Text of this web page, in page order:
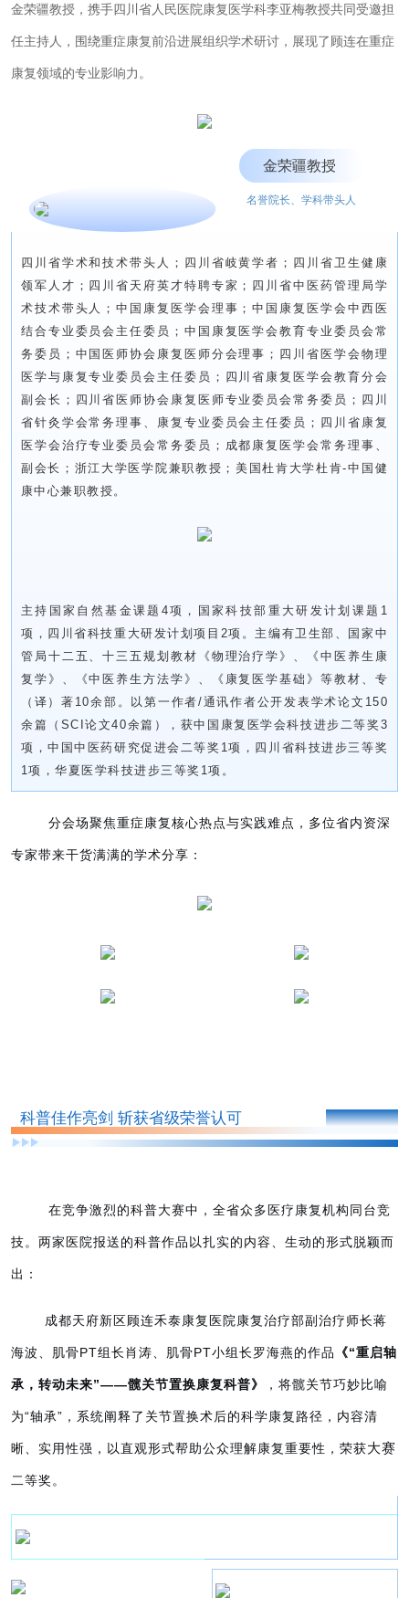
金荣疆教授， 携手四川省人民医院康复医学科李亚梅教授共同受邀担
任主持人， 围绕重症康复前沿进展组织学术研讨，展现了顾连在重症
康复领域的专业影响力。
金荣疆教授
名誉院长、学科带头人
四川省学术和技术带头人；四川省岐黄学者；四川省卫生健康
领军人才；四川省天府英才特聘专家；四川省中医药管理局学
术技术带头人；中国康复医学会理事；中国康复医学会中西医
结合专业委员会主任委员；中国康复医学会教育专业委员会常
务委员；中国医师协会康复医师分会理事；四川省医学会物理
医学与康复专业委员会主任委员；四川省康复医学会教育分会
副会长；四川省医师协会康复医师专业委员会常务委员；四川
省针灸学会常务理事、康复专业委员会主任委员；四川省康复
医学会治疗专业委员会常务委员；成都康复医学会常务理事、
副会长；浙江大学医学院兼职教授；美国杜肯大学杜肯-中国健
康中心兼职教授。
主持国家自然基金课题4项，国家科技部重大研发计划课题1
项，四川省科技重大研发计划项目2项。主编有卫生部、国家中
管局十二五、十三五规划教材《物理治疗学》、《中医养生康
复学》、《中医养生方法学》、《康复医学基础》等教材、专
（译）著10余部。以第一作者/通讯作者公开发表学术论文150
余篇（SCI论文40余篇），获中国康复医学会科技进步二等奖3
项，中国中医药研究促进会二等奖1项，四川省科技进步三等奖
1项，华夏医学科技进步三等奖1项。
分会场聚焦重症康复核心热点与实践难点，多位省内资深
专家带来干货满满的学术分享：
科普佳作亮剑 斩获省级荣誉认可 PART 02
在竞争激烈的科普大赛中，全省众多医疗康复机构同台竞
技。两家医院报送的科普作品以扎实的内容、生动的形式脱颖而
出：
成都天府新区顾连禾泰康复医院康复治疗部副治疗师长蒋
海波、 肌骨PT组长肖涛、 肌骨PT小组长罗海燕的作品 《“重启轴
承，转动未来”——髋关节置换康复科普》 ，将髋关节巧妙比喻
为“轴承”，系统阐释了关节置换术后的科学康复路径，内容清
晰、实用性强，以直观形式帮助公众理解康复重要性， 荣获大赛
二等奖。